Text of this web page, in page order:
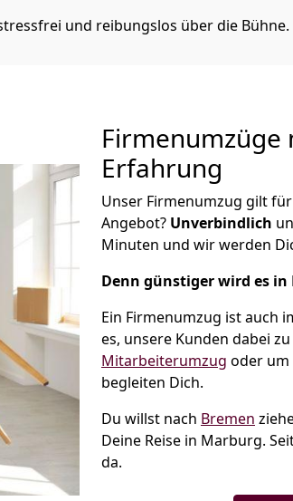
und reibungslos über die Bühne.
Firmenumzüge
Erfahrung
Unser Firmenumzug gilt
Angebot? Unverbindlich
Minuten und wir werden
Denn günstiger wird es
Ein Firmenumzug ist auch
es, unsere Kunden dabei
Mitarbeiterumzug oder um
begleiten Dich.
Du willst nach Bremen
Deine Reise in Marburg.
da.